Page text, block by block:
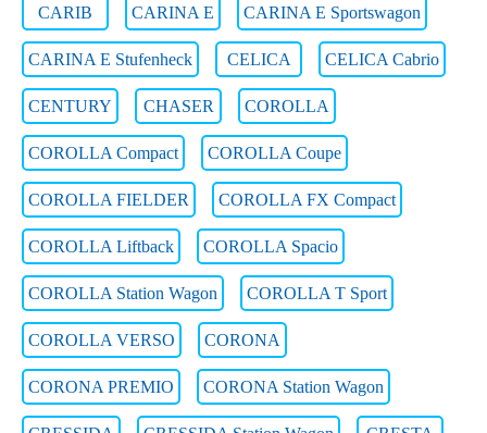
CARIB CARINA E CARINA E Sportswagon
CARINA E Stufenheck CELICA CELICA Cabrio
CENTURY CHASER COROLLA
COROLLA Compact COROLLA Coupe
COROLLA FIELDER COROLLA FX Compact
COROLLA Liftback COROLLA Spacio
COROLLA Station Wagon COROLLA T Sport
COROLLA VERSO CORONA
CORONA PREMIO CORONA Station Wagon